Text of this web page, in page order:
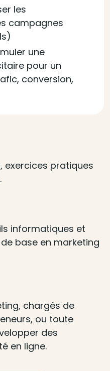
les
campagnes
une
pour un
conversion,
exercices pratiques
informatiques et
base en marketing
chargés de
ou toute
des
en ligne.